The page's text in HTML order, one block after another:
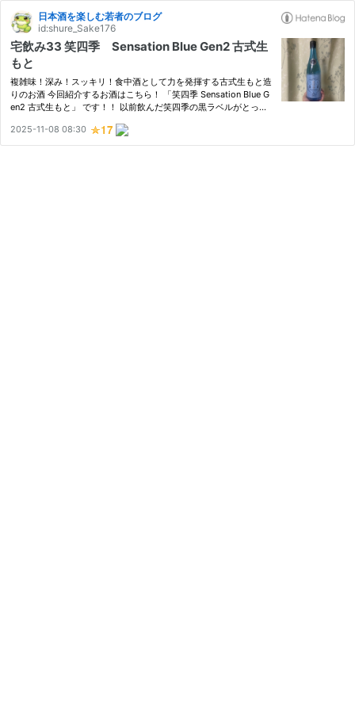
日本酒を楽しむ若者のブログ
id:shure_Sake176
宅飲み33 笑四季 Sensation Blue Gen2 古式生
もと
複雑味！深み！スッキリ！食中酒として力を発揮する古式生もと造
りのお酒 今回紹介するお酒はこちら！ 「笑四季 Sensation Blue G
en2 古式生もと」 です！！ 以前飲んだ笑四季の黒ラベルがとって
黒は酵母が協会7号系 青は協会6号系（自社株） ここが味の違い…
2025-11-08 08:30